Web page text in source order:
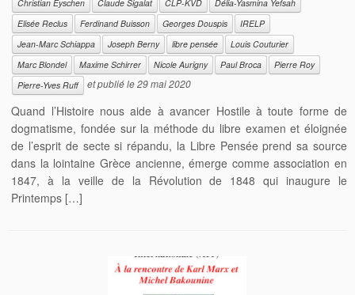
Christian Eyschen
Claude Sigalat CLP-KVD
Délia-Yasmina Yefsah
Elisée Reclus
Ferdinand Buisson Georges Douspis
IRELP
Jean-Marc Schiappa
Joseph Berny libre pensée
Louis Couturier
Marc Blondel
Maxime Schirrer Nicole Aurigny Paul Broca
Pierre Roy
Pierre-Yves Ruff
et publié le29 mai 2020
Quand l’Histoire nous aide à avancer Hostile à toute forme de
dogmatisme, fondée sur la méthode du libre examen et éloignée
de l’esprit de secte si répandu, la Libre Pensée prend sa source
dans la lointaine Grèce ancienne, émerge comme association en
1847, à la veille de la Révolution de 1848 qui inaugure le
Printemps […]